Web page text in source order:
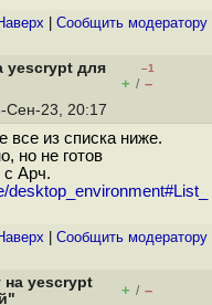
Cообщить модератору
yescrypt для
–1
+ / –
Сен-23, 20:17
все из списка ниже.
но не готов
с Арч.
Cообщить модератору
на yescrypt
+ / –